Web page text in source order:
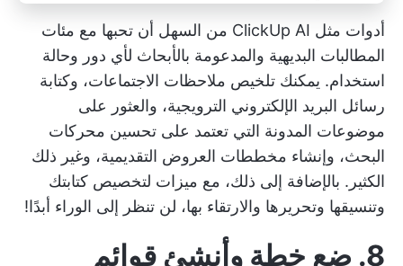
أدوات مثل ClickUp AI من السهل أن تحبها مع مئات
المطالبات البديهية والمدعومة بالأبحاث لأي دور وحالة
استخدام. يمكنك تلخيص ملاحظات الاجتماعات، وكتابة
رسائل البريد الإلكتروني الترويجية، والعثور على
موضوعات المدونة التي تعتمد على تحسين محركات
البحث، وإنشاء مخططات العروض التقديمية، وغير ذلك
الكثير. بالإضافة إلى ذلك، مع ميزات لتخصيص كتابتك
وتنسيقها وتحريرها والارتقاء بها، لن تنظر إلى الوراء أبدًا!
8. ضع خطة وأنشئ قوائم